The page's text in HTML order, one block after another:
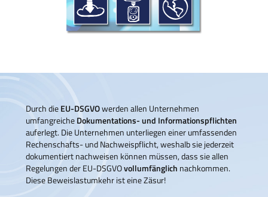
Durch dieEU-DSGVOwerden allen Unternehmen
umfangreicheDokumentations- und Informationspflichten
auferlegt. Die Unternehmen unterliegen einer umfassenden
Rechenschafts- und Nachweispflicht, weshalb sie jederzeit
dokumentiert nachweisen können müssen, dass sie allen
Regelungen der EU-DSGVOvollumfänglich nachkommen.
Diese Beweislastumkehr ist eine Zäsur!